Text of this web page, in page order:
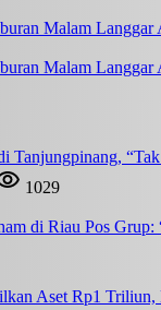
Malam Langgar
Tanjungpinang,
1029
di Riau Pos
Aset Rp1 Triliun,